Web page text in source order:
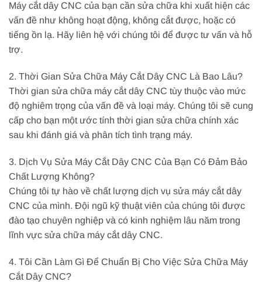
Máy cắt dây CNC của bạn cần sửa chữa khi xuất hiện các
vấn đề như không hoạt động, không cắt được, hoặc có
tiếng ồn lạ. Hãy liên hệ với chúng tôi để được tư vấn và hỗ
trợ.
2. Thời Gian Sửa Chữa Máy Cắt Dây CNC Là Bao Lâu?
Thời gian sửa chữa máy cắt dây CNC tùy thuộc vào mức
độ nghiêm trọng của vấn đề và loại máy. Chúng tôi sẽ cung
cấp cho bạn một ước tính thời gian sửa chữa chính xác
sau khi đánh giá và phân tích tình trạng máy.
3. Dịch Vụ Sửa Máy Cắt Dây CNC Của Bạn Có Đảm Bảo
Chất Lượng Không?
Chúng tôi tự hào về chất lượng dịch vụ sửa máy cắt dây
CNC của mình. Đội ngũ kỹ thuật viên của chúng tôi được
đào tạo chuyên nghiệp và có kinh nghiệm lâu năm trong
lĩnh vực sửa chữa máy cắt dây CNC.
4. Tôi Cần Làm Gì Để Chuẩn Bị Cho Việc Sửa Chữa Máy
Cắt Dây CNC?